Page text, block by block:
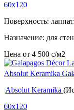
60x120
Поверхность:
Назначение: для
Цена от 4 500 c/м2
Absolut Keramika
Absolut Keramika
60x120